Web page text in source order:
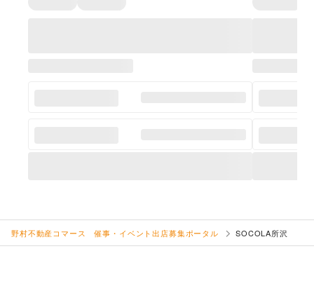
野村不動産コマース 催事・イベント出店募集ポータル SOCOLA所沢